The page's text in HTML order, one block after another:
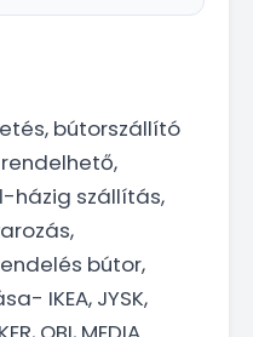
bútorszállító
házig szállítás,
bútor,
IKEA, JYSK,